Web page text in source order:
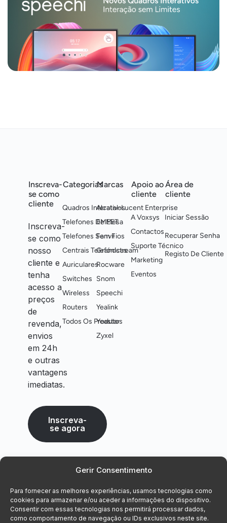
Gerir Consentimento
Para fornecer as melhores experiências, usamos tecnologias como
cookies para armazenar e/ou aceder a informações do dispositivo.
Consentir com essas tecnologias nos permitirá processar dados,
como comportamento de navegação ou IDs exclusivos neste site.
Inscreva-
se como
cliente
Inscreva-
se como
nosso
cliente e
tenha
acesso a
preços
de
revenda,
envios
em 24h
e outras
vantagens
imediatas.
Inscreva-
se agora
Categorias
Quadros Interativos
Telefones De Mesa
Telefones Sem Fios
Centrais Telefónicas
Auriculares
Switches
Wireless
Routers
Todos Os Produtos
Marcas
Alcatel-Lucent Enterprise
EMEET
Fanvil
Grandstream
Rocware
Snom
Speechi
Yealink
Yeastar
Zyxel
Apoio ao
cliente
A Voxsys
Contactos
Suporte Técnico
Marketing
Eventos
Área de
cliente
Iniciar Sessão
Recuperar Senha
Registo De Cliente